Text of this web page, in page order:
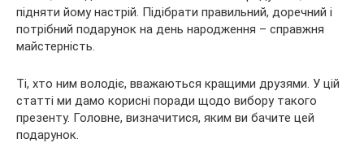
підняти йому настрій. Підібрати правильний, доречний і
потрібний подарунок на день народження – справжня
майстерність.
Ті, хто ним володіє, вважаються кращими друзями. У цій
статті ми дамо корисні поради щодо вибору такого
презенту. Головне, визначитися, яким ви бачите цей
подарунок.